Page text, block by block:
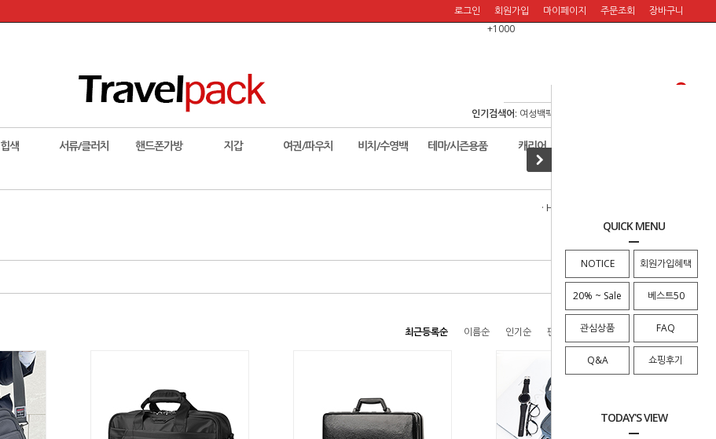
QUICK MENU
NOTICE 회원가입혜택
20% ~ Sale 베스트50
관심상품 FAQ
Q&A 쇼핑후기
TODAY'S VIEW
로그인
회원가입
+1000
마이페이지 주문조회 장바구니
인기검색어: 여성백팩
힙색 서류/클러치 핸드폰가방 지갑 여권/파우치 비치/수영백 테마/시즌용품 캐리어
· HOME
최근등록순 이름순 인기순 판매순 높은가격순 낮은가격순